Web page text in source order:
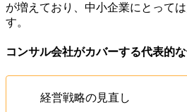
が増えており、中小企業にとって
す。
コンサル会社がカバーする代表的
経営戦略の見直し